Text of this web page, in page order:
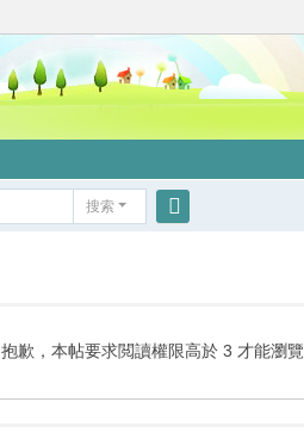
搜索
抱歉，本帖要求閲讀權限高於 3 才能瀏覽